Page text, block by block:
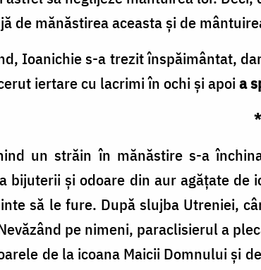
de mănăstirea aceasta și de
Ioanichie s-a trezit înspăimântat,
iertare cu lacrimi în ochi și apoi a
un străin în mănăstire s-a
bijuterii și odoare din aur agățate de
să le fure. După slujba Utreniei,
pe nimeni, paraclisierul a
de la icoana Maicii Domnului și